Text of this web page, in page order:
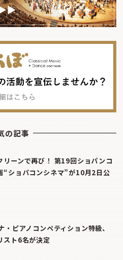
の記事
リーンで再び！ 第19回ショパンコ
“ショパコンシネマ”が10月2日公
・ピアノコンペティション特級、
スト6名が決定